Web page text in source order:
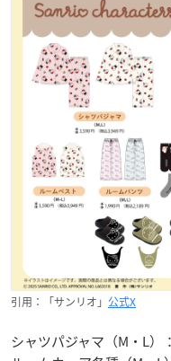
引用：「サンリオ」 公式X
シャツパジャマ（M・L）